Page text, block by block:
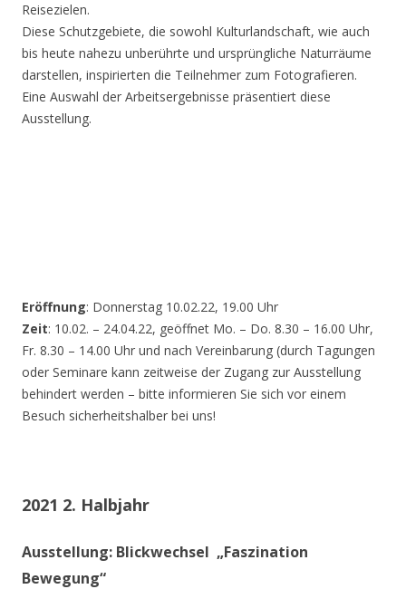
Reisezielen.
Diese Schutzgebiete, die sowohl Kulturlandschaft, wie auch
bis heute nahezu unberührte und ursprüngliche Naturräume
darstellen, inspirierten die Teilnehmer zum Fotografieren.
Eine Auswahl der Arbeitsergebnisse präsentiert diese
Ausstellung.
Eröffnung: Donnerstag 10.02.22, 19.00 Uhr
Zeit: 10.02. – 24.04.22, geöffnet Mo. – Do. 8.30 – 16.00 Uhr,
Fr. 8.30 – 14.00 Uhr und nach Vereinbarung (durch Tagungen
oder Seminare kann zeitweise der Zugang zur Ausstellung
behindert werden – bitte informieren Sie sich vor einem
Besuch sicherheitshalber bei uns!
2021 2. Halbjahr
Ausstellung: Blickwechsel „Faszination
Bewegung“